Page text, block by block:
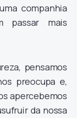
companhia
passar mais
pensamos
preocupa e,
apercebemos
da nossa